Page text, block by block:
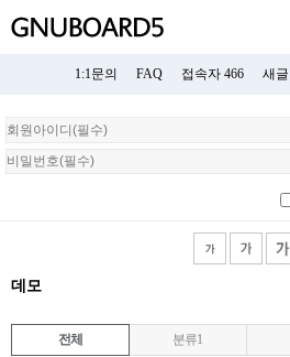
1:1문의 FAQ 접속자 466 새글
회
원
로
데모
전체 분류1